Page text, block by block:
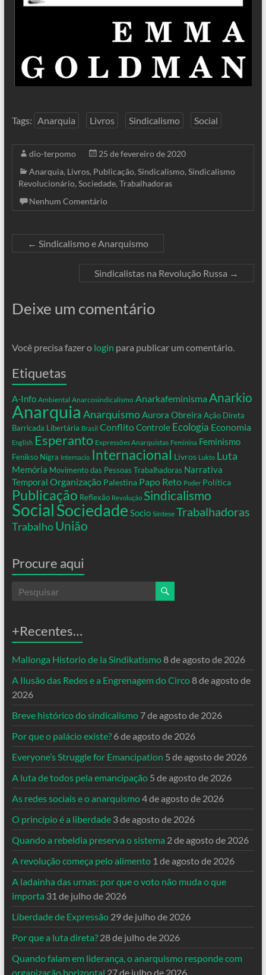
Tags: Anarquia Livros Sindicalismo Social
dio-terpomo
25 de fevereiro de 2020
Anarquia, Livros, Publicação, Sindicalismo, Sindicalismo
Revolucionário, Sociedade, Trabalhadoras
Nenhum Comentário
← Sindicalismo e Anarquismo
Sindicalistas na Revolução Russa →
Deixe um comentário
Você precisa fazer o login para publicar um comentário.
Etiquetas
A-Info Ambiental Anarcosindicalismo Anarkafeminisma Anarkio
Anarquia AnarquismoAurora Obreira Ação Direta
Barricada Libertária Brasil ConflitoControle Ecologia Economia
English Esperanto Expressões Anarquistas Feminina Feminismo
Fenikso Nigra Internacio Internacional Livros Lukto Luta
Memória Movimento das Pessoas Trabalhadoras Narrativa
Temporal Organização Palestina Papo Reto Poder Política
Publicação Reflexão Revolução Sindicalismo
SocialSociedade Socio Síntese Trabalhadoras
Trabalho União
Procure aqui
+Recentes…
Mallonga Historio de la Sindikatismo8 de agosto de 2026
A Ilusão das Redes e a Engrenagem do Circo8 de agosto de
2026
Breve histórico do sindicalismo 7 de agosto de 2026
Por que o palácio existe? 6 de agosto de 2026
Everyone’s Struggle for Emancipation 5 de agosto de 2026
A luta de todos pela emancipação 5 de agosto de 2026
As redes sociais e o anarquismo4 de agosto de 2026
O princípio é a liberdade 3 de agosto de 2026
Quando a rebeldia preserva o sistema 2 de agosto de 2026
A revolução começa pelo alimento 1 de agosto de 2026
A ladainha das urnas: por que o voto não muda o que
importa 31 de julho de 2026
Liberdade de Expressão 29 de julho de 2026
Por que a luta direta? 28 de julho de 2026
Quando falam em liderança, o anarquismo responde com
organização horizontal 27 de julho de 2026